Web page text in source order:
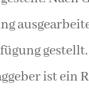
ist ein